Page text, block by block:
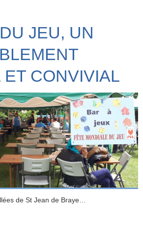
JEU, UN
ET CONVIVIAL
de St Jean de Braye…